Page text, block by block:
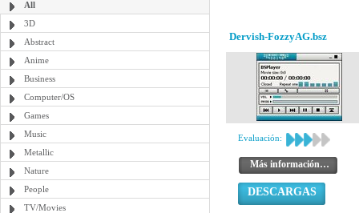
All
3D
Abstract
Anime
Business
Computer/OS
Games
Music
Metallic
Nature
People
TV/Movies
Dervish-FozzyAG.bsz
Evaluación:
Más información…
DESCARGAS